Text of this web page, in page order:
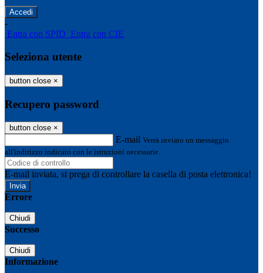
-
Entra con SPID Entra con CIE
Seleziona utente
button close ×
Recupero password
button close ×
E-mail Verrà inviato un messaggio
all'indirizzo indicato con le istruzioni necessarie.
E-mail inviata, si prega di controllare la casella di posta elettronica!
Errore
Chiudi
Successo
Chiudi
Informazione